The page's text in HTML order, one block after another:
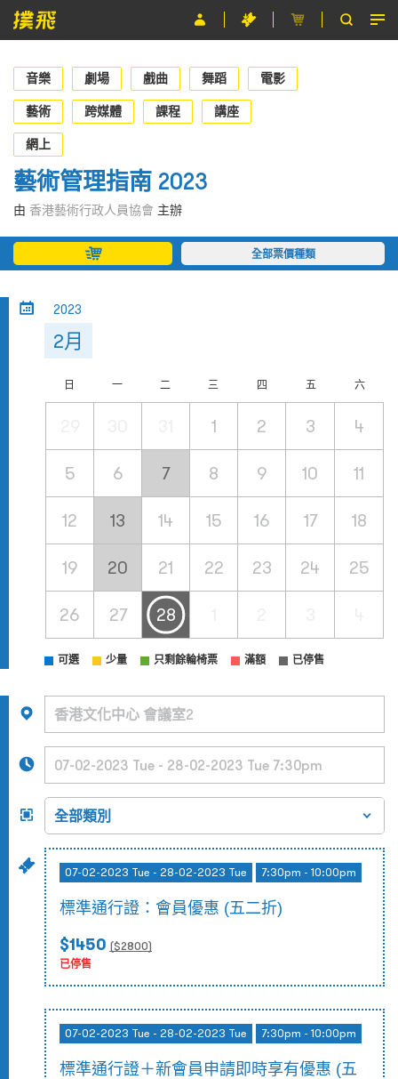
節目
主辦單位
關於撲飛
條款及細則
音樂 劇場 戲曲 舞蹈 電影
藝術 跨媒體 課程 講座
網上
藝術管理指南 2023
由 香港藝術行政人員協會 主辦
全部票價種類
2023
2月
日 一 二 三 四 五 六
1 2 3 4
5 6 7 8 9 10 11
12 13 14 15 16 17 18
19 20 21 22 23 24 25
26 27 28
可選 少量 只剩餘輪椅票 滿額 已停售
07-02-2023 Tue - 28-02-2023 Tue 7:30pm - 10:00pm
標準通行證：會員優惠 (五二折)
$1450 ($2800)
已停售
07-02-2023 Tue - 28-02-2023 Tue 7:30pm - 10:00pm
標準通行證＋新會員申請即時享有優惠 (五